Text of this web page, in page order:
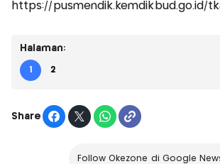
https://pusmendik.kemdikbud.go.id/
Halaman:
1 2
Share
Follow Okezone di Google